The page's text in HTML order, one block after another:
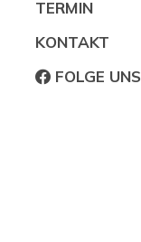
TERMIN
KONTAKT
FOLGE UNS